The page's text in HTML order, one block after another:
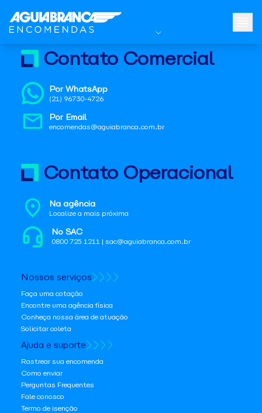
Contato Comercial
Por WhatsApp
(21) 96730-4726
Por Email
encomendas@aguiabranca.com.br
Contato Operacional
Na agência
Localize a mais próxima
No SAC
0800 725 1211 | sac@aguiabranca.com.br
Nossos serviços
Faça uma cotação
Encontre uma agência física
Conheça nossa área de atuação
Solicitar coleta
Ajuda e suporte
Rastrear sua encomenda
Como enviar
Perguntas Frequentes
Fale conosco
Termo de isenção